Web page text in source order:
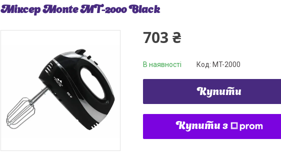
Міксер Monte MT-2000 Black
703 ₴
В наявності Код: MT-2000
Купити
Купити з